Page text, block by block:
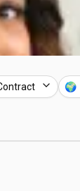
🌍